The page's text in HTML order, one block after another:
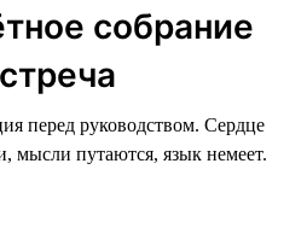
собрание
перед руководством. Сердце
мысли путаются, язык немеет.